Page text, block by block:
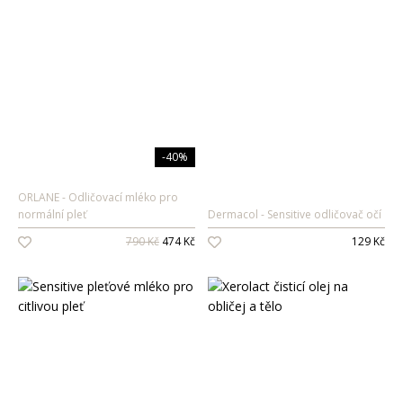
-40%
ORLANE
Odličovací mléko pro
normální pleť
790 Kč 474 Kč
Dermacol
Sensitive odličovač očí
129 Kč